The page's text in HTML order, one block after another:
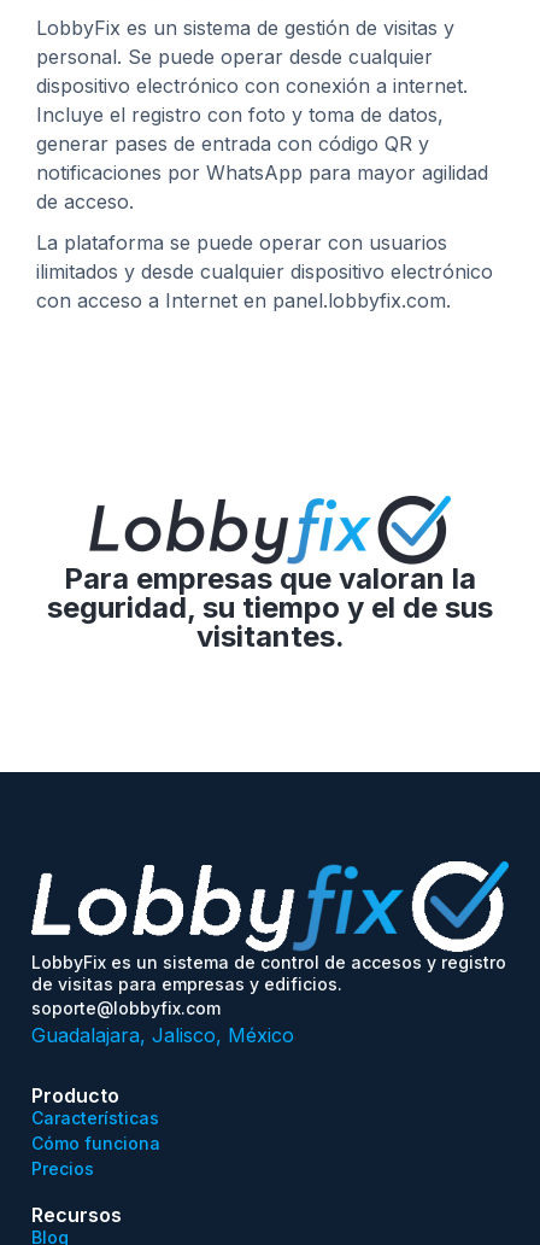
LobbyFix es un sistema de gestión de visitas y
personal. Se puede operar desde cualquier
dispositivo electrónico con conexión a internet.
Incluye el registro con foto y toma de datos,
generar pases de entrada con código QR y
notificaciones por WhatsApp para mayor agilidad
de acceso.
La plataforma se puede operar con usuarios
ilimitados y desde cualquier dispositivo electrónico
con acceso a Internet en panel.lobbyfix.com.
Para empresas que valoran la
seguridad, su tiempo y el de sus
visitantes.
LobbyFix es un sistema de control de accesos y registro
de visitas para empresas y edificios.
soporte@lobbyfix.com
Guadalajara, Jalisco, México
Producto
Características
Cómo funciona
Precios
Recursos
Blog